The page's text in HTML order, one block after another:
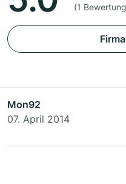
(1
Mon92
07. April 2014